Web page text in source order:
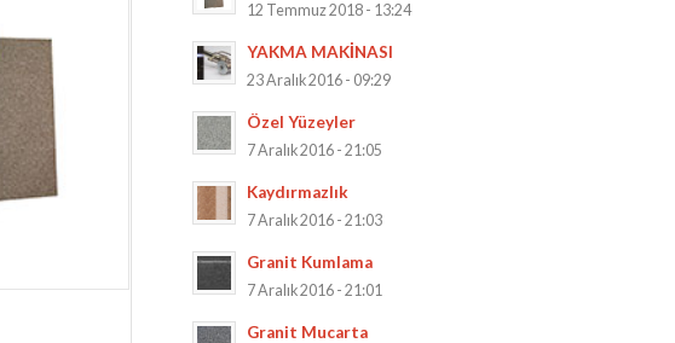
12 Temmuz 2018 - 13:24
YAKMA MAKİNASI
23 Aralık 2016 - 09:29
Özel Yüzeyler
7 Aralık 2016 - 21:05
Kaydırmazlık
7 Aralık 2016 - 21:03
Granit Kumlama
7 Aralık 2016 - 21:01
Granit Mucarta